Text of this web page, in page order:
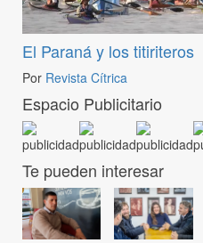
El Paraná y los titiriteros
Por Revista Cítrica
Espacio Publicitario
Te pueden interesar